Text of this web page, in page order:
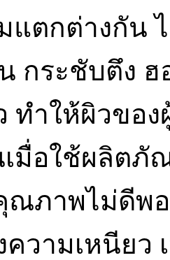
ตกต่างกัน ไ
กระชับตึง
ทำให้ผิวขอ
เมื่อใช้ผลิต
ณภาพไม่ดีพ
ความเหนียว